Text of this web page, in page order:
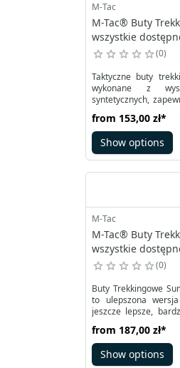
M-Tac
M-Tac® Buty
wszystkie
0
Taktyczne buty
wykonane z
syntetycznych,
niezawodne i
skuteczną
Gumowane nosek i
przed wstrząsami i
from 153,00 zł*
Show options
M-Tac
M-Tac® Buty
wszystkie
0
Buty Trekkingowe
to ulepszona
jeszcze lepsze,
wykonane są z
syntetycznych, w
oddychające,
from 187,00 zł*
Show options